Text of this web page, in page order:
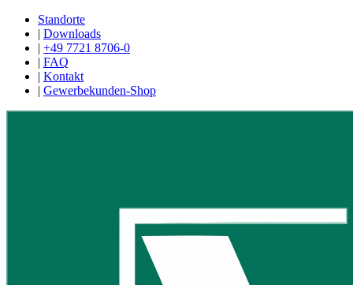
Standorte
| Downloads
| +49 7721 8706-0
| FAQ
| Kontakt
| Gewerbekunden-Shop